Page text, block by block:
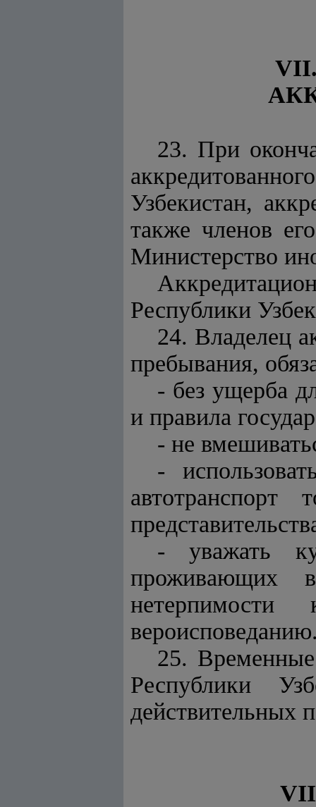
23. При
Узбекистан,
также членов
Министерство
Республики
24. Владелец
пребывания,
- без ущерба
и правила
- не
-
- уважать
проживающих
25.
Республики
действительных